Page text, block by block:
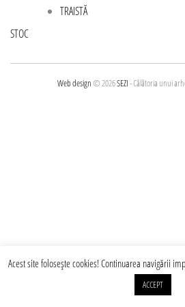
TRAISTĂ
Navigare
în
STOC
Web design© 2026SEZI- Călătoria unui
Acest site foloseşte cookies! Continuarea navigării
ACCEPT